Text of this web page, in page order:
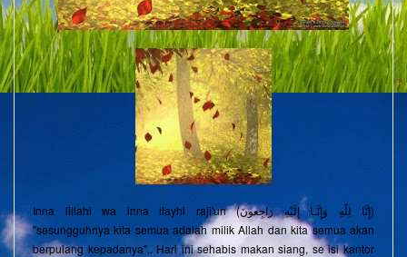
Inna lillahi wa inna ilayhi raji'un (إِنَّا لِلّهِ وَإِنَّـا إِلَيْهِ رَاجِعونَ)
"sesungguhnya kita semua adalah milik Allah dan kita semua akan
berpulang kepadanya".. Hari ini sehabis makan siang, se isi kantor